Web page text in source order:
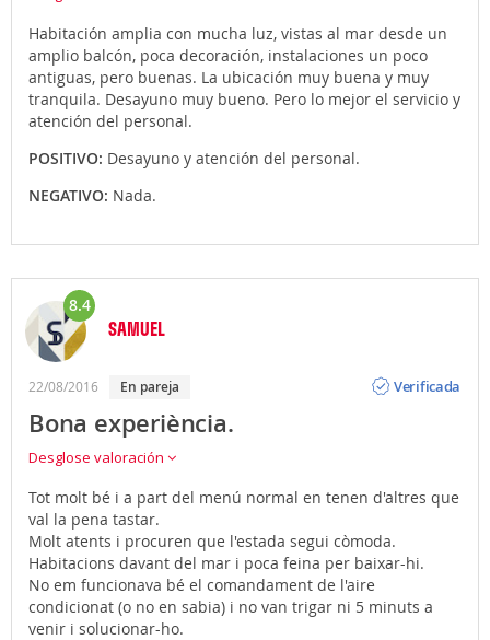
Habitación amplia con mucha luz, vistas al mar desde un
amplio balcón, poca decoración, instalaciones un poco
antiguas, pero buenas. La ubicación muy buena y muy
tranquila. Desayuno muy bueno. Pero lo mejor el servicio y
atención del personal.
POSITIVO: Desayuno y atención del personal.
NEGATIVO: Nada.
8.4
SAMUEL
22/08/2016 En pareja
Verificada
Bona experiència.
Desglose valoración
Tot molt bé i a part del menú normal en tenen d'altres que
val la pena tastar.
Molt atents i procuren que l'estada segui còmoda.
Habitacions davant del mar i poca feina per baixar-hi.
No em funcionava bé el comandament de l'aire
condicionat (o no en sabia) i no van trigar ni 5 minuts a
venir i solucionar-ho.